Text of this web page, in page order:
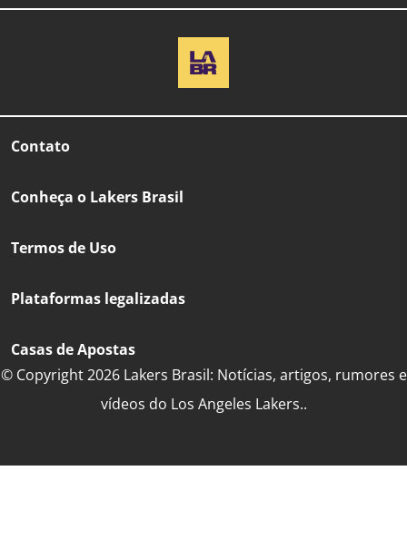
Contato
Conheça o Lakers Brasil
Termos de Uso
Plataformas legalizadas
Casas de Apostas
© Copyright 2026 Lakers Brasil: Notícias, artigos, rumores e
vídeos do Los Angeles Lakers..